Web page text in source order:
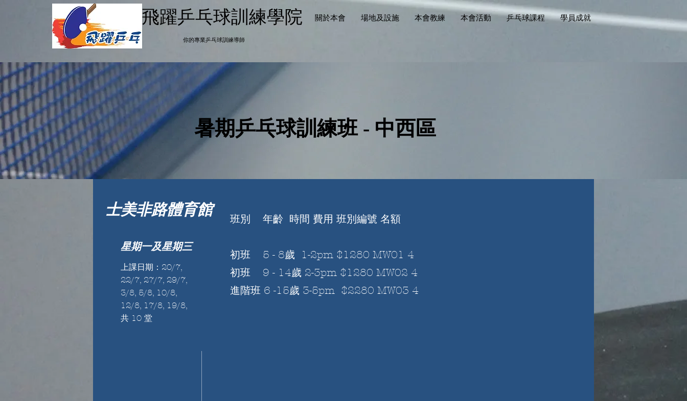
飛躍乒乓球訓練學院 關於本會 場地及設施 本會教練 本會活動 乒乓球課程 學員成就
你的專業乒乓球訓練導師
暑期乒乓球訓練班 - 中西區
士美非路體育館
星期一及星期三
上課日期：20/7,
22/7, 27/7, 29/7,
3/8, 5/8, 10/8,
12/8, 17/8, 19/8,
共 10 堂
班別 年齡 時間 費用 班別編號 名額
初班 5 - 8歲 1-2pm $1280 MW01 4
初班 9 - 14歲 2-3pm $1280 MW02 4
進階班 6 -15歲 3-5pm $2280 MW03 4